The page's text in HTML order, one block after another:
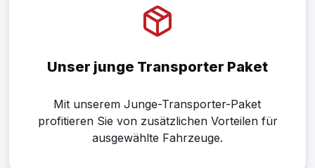
Wir arbeiten dafür mit MultiPart und INTEC
gewähltem Garantie Paket stehen
unterschiedliche Lösungen zur Verfügung.
Unser junge Transporter Paket
Mit unserem Junge-Transporter-Paket
profitieren Sie von zusätzlichen Vorteilen für
ausgewählte Fahrzeuge.